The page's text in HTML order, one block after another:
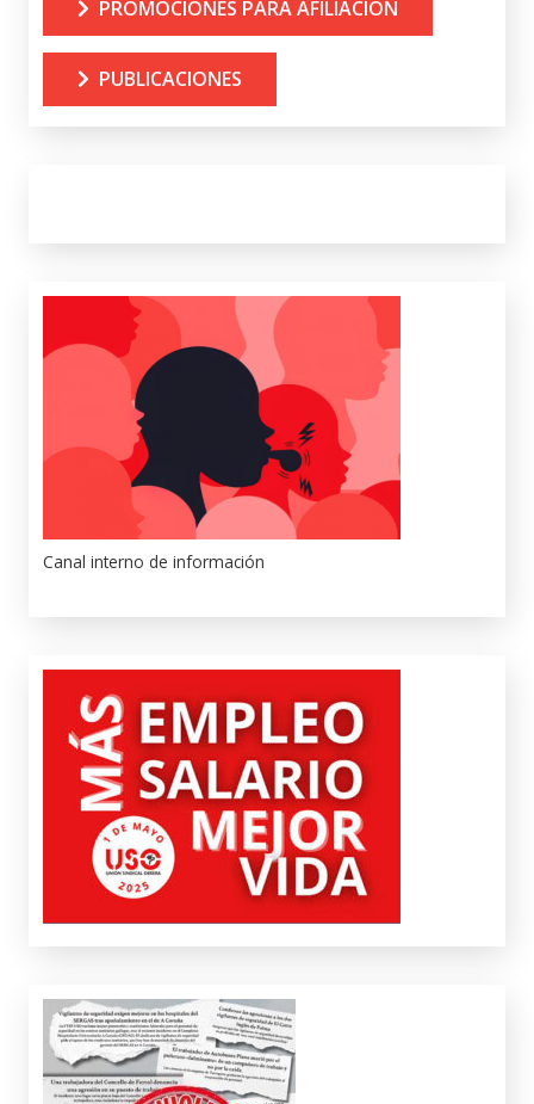
PROMOCIONES PARA AFILIACIÓN
PUBLICACIONES
Canal interno de información